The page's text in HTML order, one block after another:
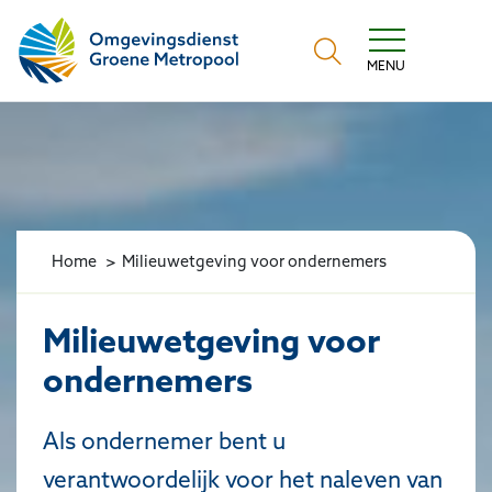
Omgevingsdienst Groene Metropool
MENU
Home Milieuwetgeving voor ondernemers
Milieuwetgeving voor
ondernemers
Als ondernemer bent u
verantwoordelijk voor het naleven van